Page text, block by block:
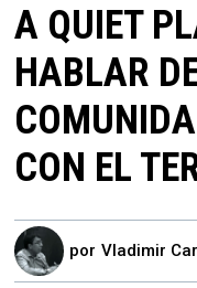
A QUIET
HABLAR
CON EL
por Vladimir